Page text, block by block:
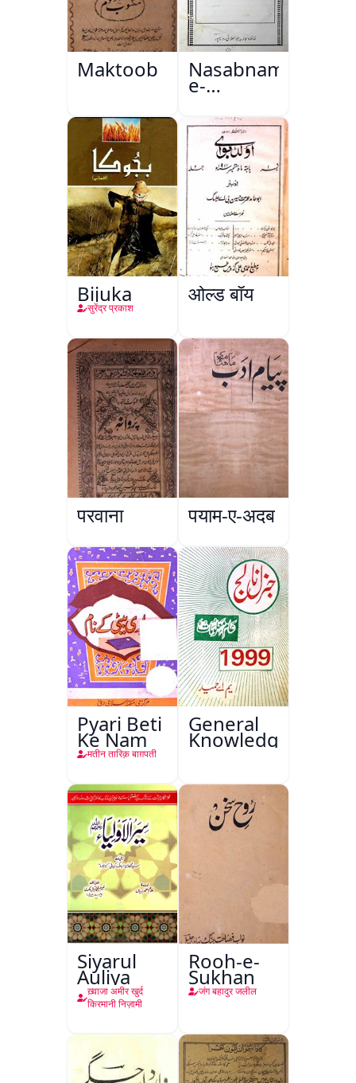
Maktoob Nasabnama-
e-
Sajjadgan
Bijuka
सुरेंद्र प्रकाश
ओल्ड बॉय
परवाना पयाम-ए-अदब
Pyari Beti
Ke Nam
मतीन तारिक़ बाग़पती
General
Knowledge
Siyarul
Auliya
ख़्वाजा अमीर खुर्द
किरमानी निज़ामी
Rooh-e-
Sukhan
जंग बहादुर जलील